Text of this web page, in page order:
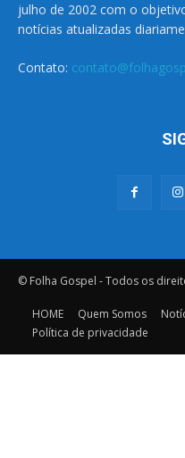
julho de 2002 com o
notícias atualizadas
Contato:
© Folha Gospel - Todos os
HOME Quem Somos
Política de privacidade